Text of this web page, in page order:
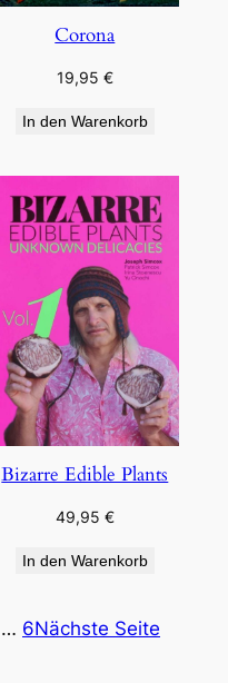
Corona
19,95 €
In den Warenkorb
Bizarre Edible Plants
49,95 €
In den Warenkorb
… 6Nächste Seite